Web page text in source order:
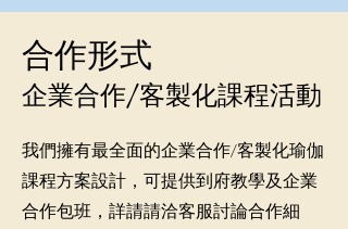
合作形式
企業合作/客製化課程活動
我們擁有最全面的企業合作/客製化瑜伽
課程方案設計，可提供到府教學及企業
合作包班，詳請請洽客服討論合作細